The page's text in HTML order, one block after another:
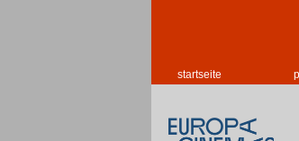
startseite